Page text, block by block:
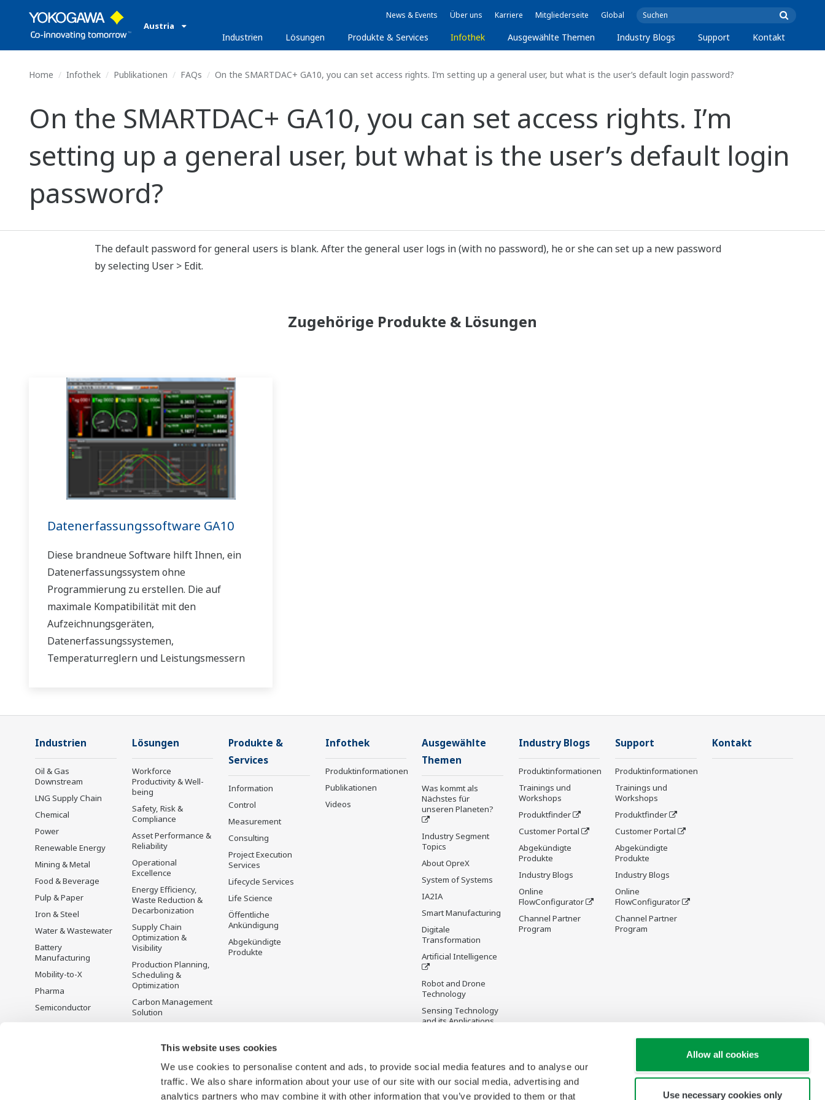
This website uses cookies
We use cookies to personalise content and ads, to provide social media features and to analyse our
traffic. We also share information about your use of our site with our social media, advertising and
analytics partners who may combine it with other information that you’ve provided to them or that
Allow all cookies
Use necessary cookies only
Austria
News & Events Über uns Karriere Mitgliederseite Global
Industrien Lösungen Produkte & Services Infothek Ausgewählte Themen Industry Blogs Support Kontakt
Home Infothek Publikationen FAQs On the SMARTDAC+ GA10, you can set access rights. I’m setting up a general user, but what is the user’s default login password?
On the SMARTDAC+ GA10, you can set access rights. I’m
setting up a general user, but what is the user’s default login
password?
The default password for general users is blank. After the general user logs in (with no password), he or she can set up a new password
by selecting User > Edit.
Zugehörige Produkte & Lösungen
Datenerfassungssoftware GA10
Diese brandneue Software hilft Ihnen, ein
Datenerfassungssystem ohne
Programmierung zu erstellen. Die auf
maximale Kompatibilität mit den
Aufzeichnungsgeräten,
Datenerfassungssystemen,
Temperaturreglern und Leistungsmessern
Industrien
Oil & Gas
Downstream
LNG Supply Chain
Chemical
Power
Renewable Energy
Mining & Metal
Food & Beverage
Pulp & Paper
Iron & Steel
Water & Wastewater
Battery
Manufacturing
Mobility-to-X
Pharma
Semiconductor
Lösungen
Workforce
Productivity & Well-
being
Safety, Risk &
Compliance
Asset Performance &
Reliability
Operational
Excellence
Energy Efficiency,
Waste Reduction &
Decarbonization
Supply Chain
Optimization &
Visibility
Production Planning,
Scheduling &
Optimization
Carbon Management
Solution
Produkte &
Services
Information
Control
Measurement
Consulting
Project Execution
Services
Lifecycle Services
Life Science
Öffentliche
Ankündigung
Abgekündigte
Produkte
Infothek
Produktinformationen
Publikationen
Videos
Ausgewählte
Themen
Was kommt als
Nächstes für
unseren Planeten?
Industry Segment
Topics
About OpreX
System of Systems
IA2IA
Smart Manufacturing
Digitale
Transformation
Artificial Intelligence
Robot and Drone
Technology
Sensing Technology
and its Applications
Future Co-creation
Digital Infrastructure
Industry Blogs
Produktinformationen
Trainings und
Workshops
Produktfinder
Customer Portal
Abgekündigte
Produkte
Industry Blogs
Online
FlowConfigurator
Channel Partner
Program
Support
Produktinformationen
Trainings und
Workshops
Produktfinder
Customer Portal
Abgekündigte
Produkte
Industry Blogs
Online
FlowConfigurator
Channel Partner
Program
Kontakt